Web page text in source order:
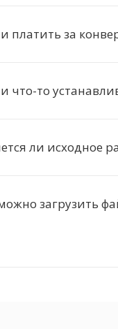
платить за
что-то
ли исходное
загрузить